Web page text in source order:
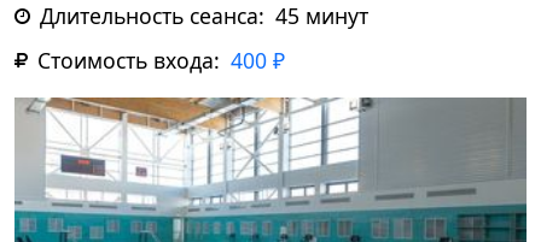
Длительность сеанса: 45 минут
Стоимость входа: 400 ₽